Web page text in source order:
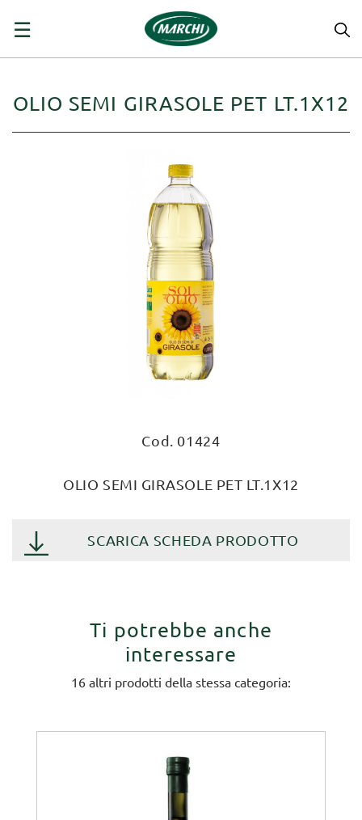
navigazione
☰
OLIO SEMI GIRASOLE PET LT.1X12
Cod. 01424
OLIO SEMI GIRASOLE PET LT.1X12
SCARICA SCHEDA PRODOTTO
Ti potrebbe anche
interessare
16 altri prodotti della stessa categoria: